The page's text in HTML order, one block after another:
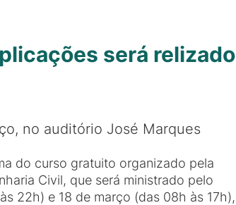
será relizado
no auditório José Marques
do curso gratuito organizado pela
Civil, que será ministrado pelo
22h) e 18 de março (das 08h às 17h),